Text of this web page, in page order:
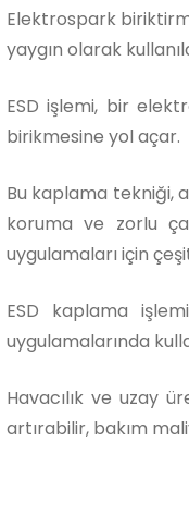
Elektrospark
yaygın olarak
ESD işlemi, bir
birikmesine yol açar.
Bu kaplama tekniği,
koruma ve zorlu
uygulamaları için
ESD kaplama
uygulamalarında
Havacılık ve uzay
artırabilir, bakım